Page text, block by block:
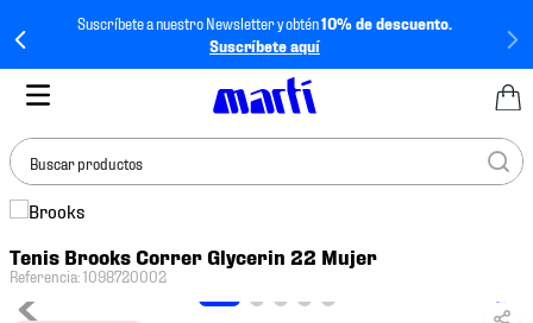
Suscríbete a nuestro Newsletter y obtén10% de descuento.
Suscríbete aquí
Buscar productos
Tenis Brooks Correr Glycerin 22 Mujer
Referencia:1098720002
BUSCADOS